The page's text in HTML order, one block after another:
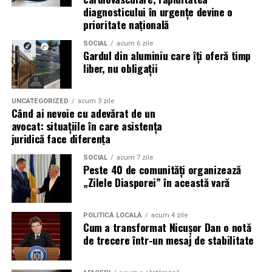
reducerea acumulării de reziduuri;
protejarea filtrului de particule;
funcționarea eficientă a sistemului antipoluare.
Acest aspect este esențial pentru reducerea riscului
unor reparații costisitoare.
Avantajele Ravenol VMP USVO 5W30
Printre cele mai importante avantaje se numără:
tehnologie USVO;
stabilitate termică ridicată;
rezistență la oxidare;
protecție împotriva uzurii;
reducerea depunerilor;
diagnosticului în urgențe devine o
prioritate națională
SOCIAL acum 6 zile
Gardul din aluminiu care îți oferă timp
liber, nu obligații
UNCATEGORIZED acum 3 zile
Când ai nevoie cu adevărat de un
avocat: situațiile în care asistența
juridică face diferența
SOCIAL acum 7 zile
Peste 40 de comunități organizează
„Zilele Diasporei” în această vară
POLITICĂ LOCALĂ acum 4 zile
Cum a transformat Nicușor Dan o notă
de trecere într-un mesaj de stabilitate